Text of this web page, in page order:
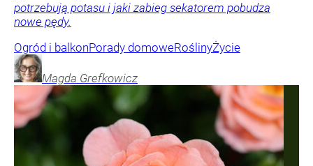
potrzebują potasu i jaki zabieg sekatorem pobudza
nowe pędy.
Ogród i balkonPorady domoweRoślinyŻycie
Magda Grefkowicz